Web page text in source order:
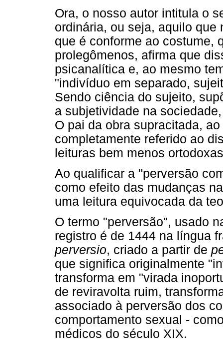
Ora, o nosso autor intitula o
ordinária, ou seja, aquilo que
que é conforme ao costume,
prolegômenos, afirma que
psicanalítica e, ao mesmo
"indivíduo em separado,
Sendo ciência do sujeito,
a subjetividade na
O pai da obra supracitada,
completamente referido ao
leituras bem menos
Ao qualificar a "perversão
como efeito das mudanças
uma leitura equivocada da
O termo "perversão", usado
registro é de 1444 na língua
perversio, criado a partir de
que significa originalmente
transforma em "virada
de reviravolta ruim,
associado à perversão dos
comportamento sexual -
médicos do século XIX.